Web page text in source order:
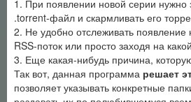
1. При появлении новой серии нужно
.torrent-файл и скармливать его
2. Не удобно отслеживать появление
RSS-поток или просто заходя на
3. Еще какая-нибудь причина,
Так вот, данная программа решает
позволяет указывать конкретные